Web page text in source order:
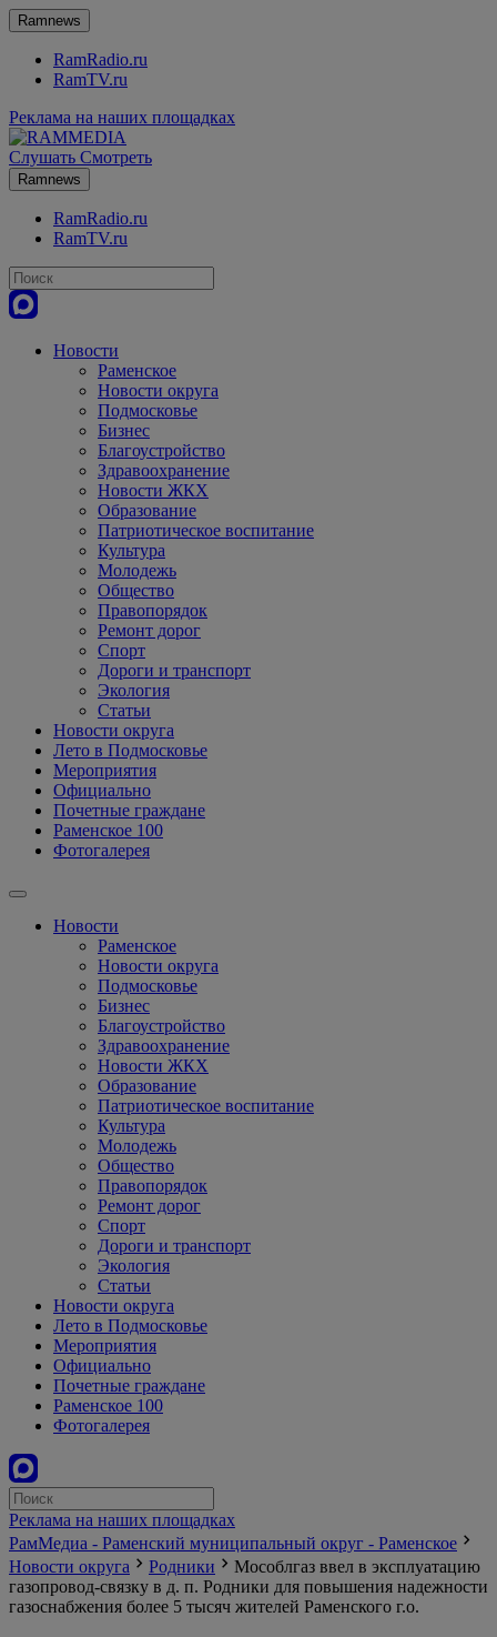
Ramnews
RamRadio.ru
RamTV.ru
Реклама на наших площадках
Слушать Смотреть
Ramnews
RamRadio.ru
RamTV.ru
Новости
Раменское
Новости округа
Подмосковье
Бизнес
Благоустройство
Здравоохранение
Новости ЖКХ
Образование
Патриотическое воспитание
Культура
Молодежь
Общество
Правопорядок
Ремонт дорог
Спорт
Дороги и транспорт
Экология
Статьи
Новости округа
Лето в Подмосковье
Мероприятия
Официально
Почетные граждане
Раменское 100
Фотогалерея
Новости
Раменское
Новости округа
Подмосковье
Бизнес
Благоустройство
Здравоохранение
Новости ЖКХ
Образование
Патриотическое воспитание
Культура
Молодежь
Общество
Правопорядок
Ремонт дорог
Спорт
Дороги и транспорт
Экология
Статьи
Новости округа
Лето в Подмосковье
Мероприятия
Официально
Почетные граждане
Раменское 100
Фотогалерея
Реклама на наших площадках
РамМедиа - Раменский муниципальный округ - Раменское
Новости округа
Родники
Мособлгаз ввел в эксплуатацию
газопровод-связку в д. п. Родники для повышения надежности
газоснабжения более 5 тысяч жителей Раменского г.о.